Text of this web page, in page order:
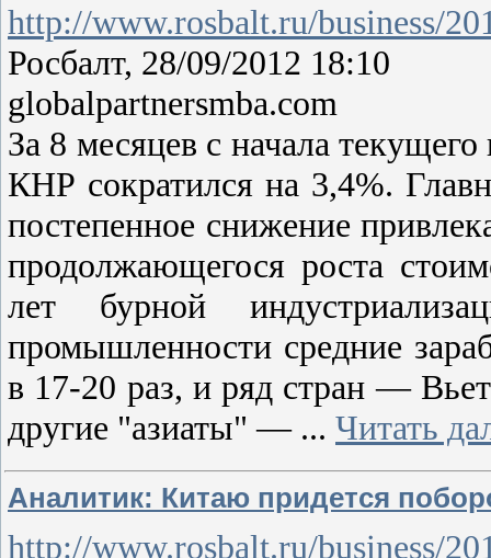
http://www.rosbalt.ru/business/
Росбалт, 28/09/2012 18:10
globalpartnersmba.com
За 8 месяцев с начала
КНР сократился на 3,4%.
постепенное снижение
продолжающегося роста
лет бурной
промышленности средние
в 17-20 раз, и ряд стран —
другие "азиаты" — ... Читать
Аналитик: Китаю придется
http://www.rosbalt.ru/business/